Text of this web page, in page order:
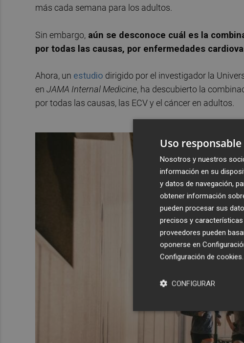
más cada semana para los adultos.
Sin embargo, aún se desconoce cuál es la
por todas las causas, por enfermedades
Ahora, un estudio dirigido por el investigador la
en JAMA Internal Medicine, ha descubierto la
por todas las causas, las ECV y el cáncer en adultos.
Uso
Nosotros y nuestros
información en su
y datos de navegación,
obtener información
pueden procesar sus
precisos y
proveedores pueden
oponerse en
Configuración de cookies.
CONFIGURAR